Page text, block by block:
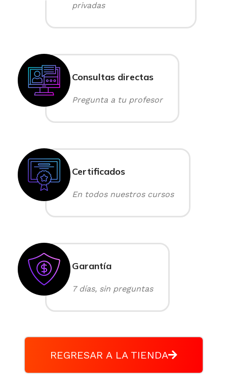
privadas
Consultas directas
Pregunta a tu profesor
Certificados
En todos nuestros cursos
Garantía
7 días, sin preguntas
REGRESAR A LA TIENDA